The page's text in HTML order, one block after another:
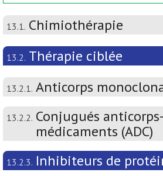
13.1. Chimiothérapie
13.2. Thérapie ciblée
13.2.1. Anticorps
13.2.2. Conjugués anticorps-
médicaments (ADC)
13.2.3. Inhibiteurs de